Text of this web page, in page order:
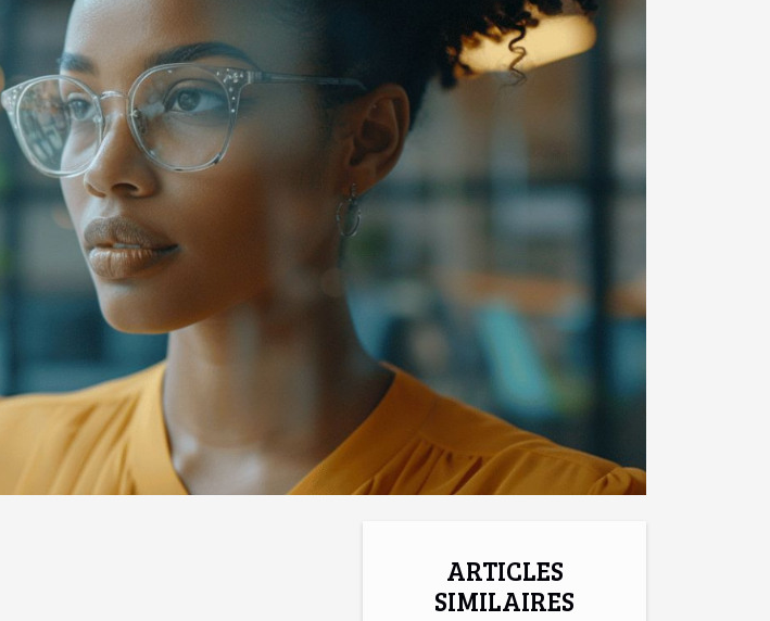
ARTICLES
SIMILAIRES